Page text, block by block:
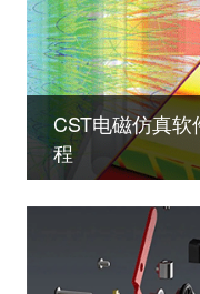
CST电磁仿真
程